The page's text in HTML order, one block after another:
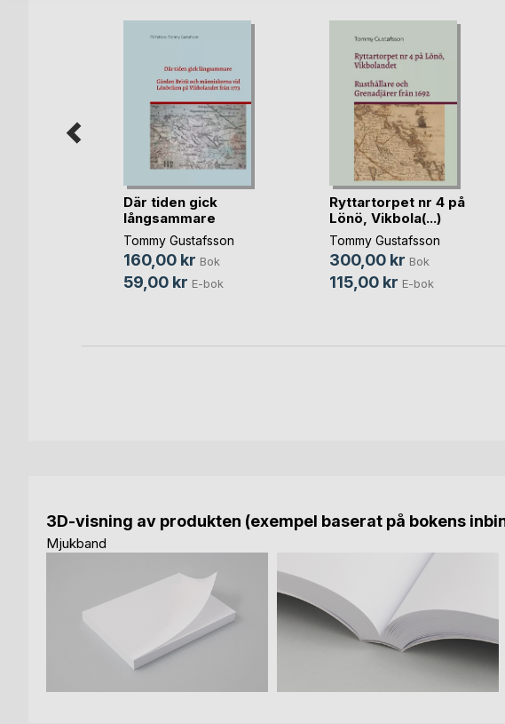
Där tiden gick
långsammare
Tommy Gustafsson
160,00 kr Bok
59,00 kr E-bok
Ryttartorpet nr 4 på
Lönö, Vikbola(...)
Tommy Gustafsson
300,00 kr Bok
115,00 kr E-bok
3D-visning av produkten (exempel baserat på bokens
Mjukband